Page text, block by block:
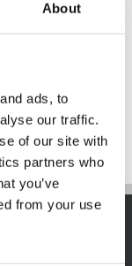
About
ads, to
our traffic.
of our site with
partners who
you’ve
from your use